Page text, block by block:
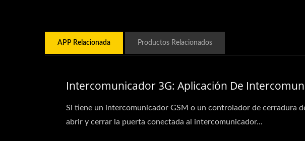
APP Relacionada Productos Relacionados
Intercomunicador 3G: Aplicación De
Si tiene un intercomunicador GSM o un controlador de cerradura
abrir y cerrar la puerta conectada al intercomunicador...